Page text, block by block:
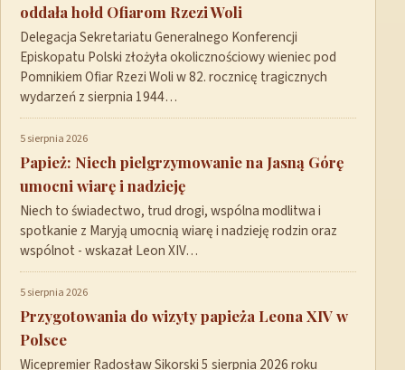
oddała hołd Ofiarom Rzezi Woli
Delegacja Sekretariatu Generalnego Konferencji
Episkopatu Polski złożyła okolicznościowy wieniec pod
Pomnikiem Ofiar Rzezi Woli w 82. rocznicę tragicznych
wydarzeń z sierpnia 1944…
5 sierpnia 2026
Papież: Niech pielgrzymowanie na Jasną Górę
umocni wiarę i nadzieję
Niech to świadectwo, trud drogi, wspólna modlitwa i
spotkanie z Maryją umocnią wiarę i nadzieję rodzin oraz
wspólnot - wskazał Leon XIV…
5 sierpnia 2026
Przygotowania do wizyty papieża Leona XIV w
Polsce
Wicepremier Radosław Sikorski 5 sierpnia 2026 roku